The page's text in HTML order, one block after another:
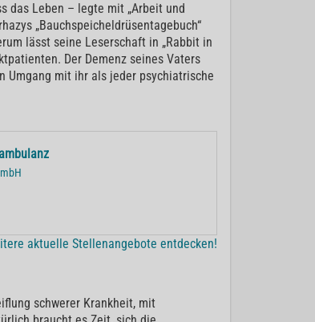
das Leben – legte mit „Arbeit und
„Bauchspeicheldrüsentagebuch“
lässt seine Leserschaft in „Rabbit in
Der Demenz seines Vaters
Umgang mit ihr als jeder psychiatrische
aktuelle Stellenangebote entdecken!
schwerer Krankheit, mit